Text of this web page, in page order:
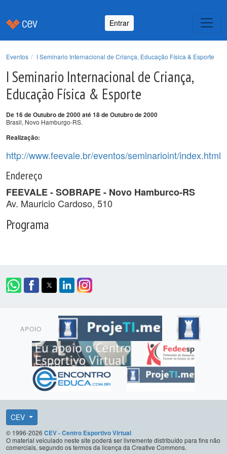
Entrar
Eventos I Seminario Internacional de Criança, Educação Física & Esporte
I Seminario Internacional de Criança,
Educação Física & Esporte
De 16 de Outubro de 2000 até 18 de Outubro de 2000
Brasil, Novo Hamburgo-RS.
Realização:
http://www.feevale.br/eventos/seminarioint/index.html
Endereço
FEEVALE - SOBRAPE - Novo Hamburco-RS
Av. Mauricio Cardoso, 510
Programa
APOIO
CEV
© 1996-2026 CEV - Centro Esportivo Virtual
O material veiculado neste site poderá ser livremente distribuído para fins não
comerciais, segundo os termos da licença da Creative Commons.